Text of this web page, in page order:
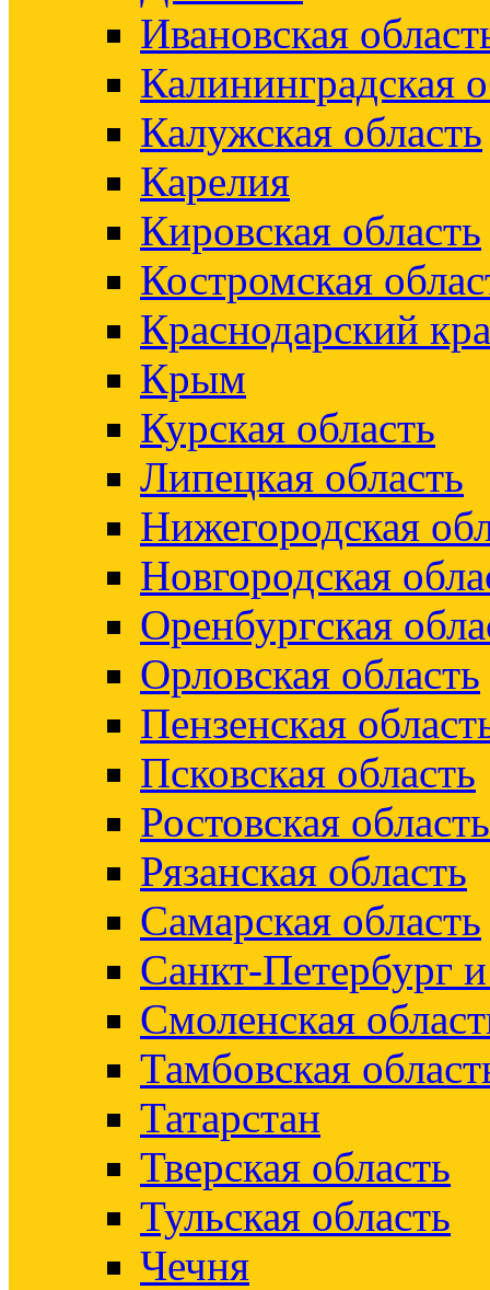
Ивановская
Калининградская
Калужская область
Карелия
Кировская область
Костромская
Краснодарский
Крым
Курская область
Липецкая область
Нижегородская
Новгородская
Оренбургская
Орловская область
Пензенская
Псковская область
Ростовская область
Рязанская область
Самарская область
Санкт-Петербург
Смоленская
Тамбовская
Татарстан
Тверская область
Тульская область
Чечня